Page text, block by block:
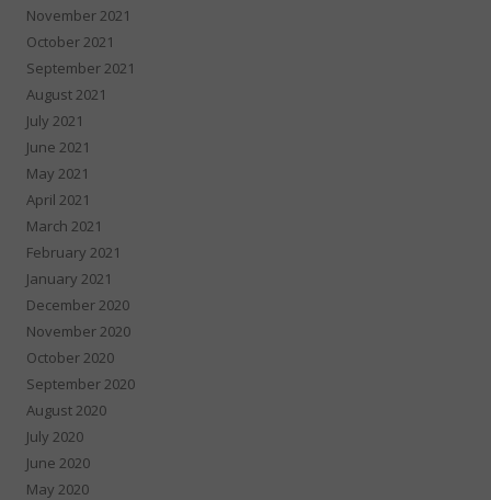
November 2021
October 2021
September 2021
August 2021
July 2021
June 2021
May 2021
April 2021
March 2021
February 2021
January 2021
December 2020
November 2020
October 2020
September 2020
August 2020
July 2020
June 2020
May 2020